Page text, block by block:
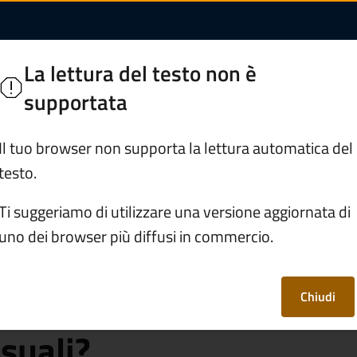
può essere
Servizi Vivere Berzo Inferiore
e stato civile
può essere
di separazione
La lettura del testo non è
supportata
Il tuo browser non supporta la lettura automatica del
suggeriamo di utilizzare una versione aggiornata di
uno dei browser più diffusi in commercio.
Chiudi